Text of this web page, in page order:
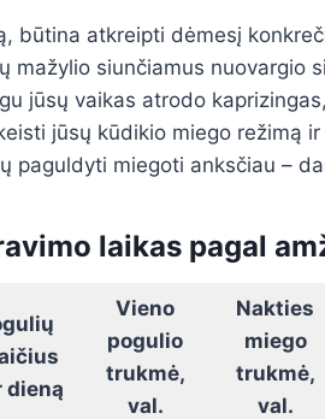
būtina atkreipti dėmesį
mažylio siunčiamus nuovargio
jūsų vaikas atrodo
jūsų kūdikio miego režimą
paguldyti miegoti anksčiau –
laikas pagal
dieną
Vieno
pogulio
trukmė,
val.
Nakties
miego
trukmė,
val.